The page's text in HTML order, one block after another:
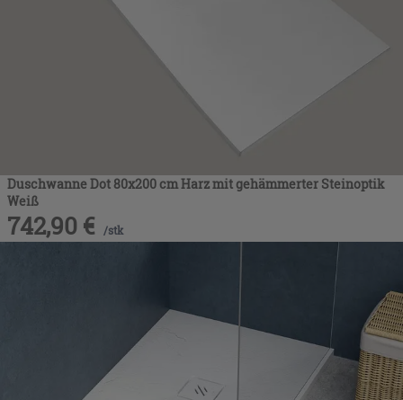
Duschwanne Dot 80x200 cm Harz mit gehämmerter Steinoptik
Weiß
742,90 € /stk